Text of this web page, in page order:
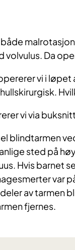
volvulus. Da
vi i løpet
vi via
blindtarmen
sted på
Hvis barnet
var
av tarmen
fjernes.